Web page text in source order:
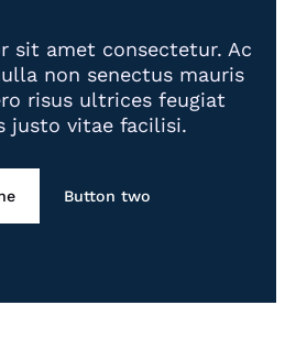
sit amet consectetur. Ac
non senectus mauris
risus ultrices feugiat
justo vitae facilisi.
Button two